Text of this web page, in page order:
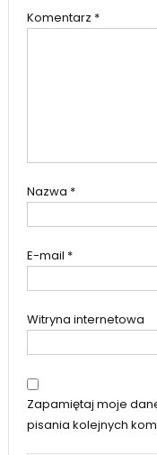
Komentarz *
Nazwa *
E-mail *
Witryna internetowa
Zapamiętaj moje
pisania kolejnych